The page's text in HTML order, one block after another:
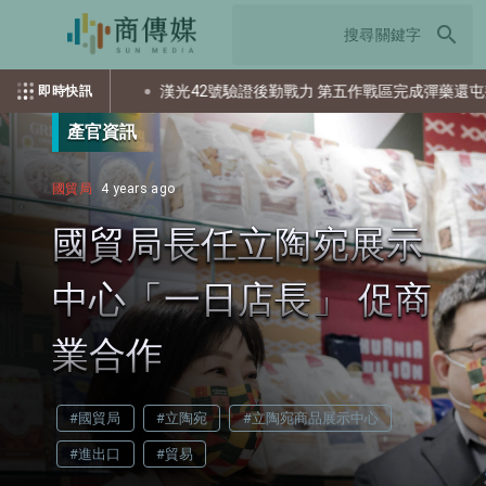
search
即時快訊
資？ 漢光42號驗證後勤戰力 第五作戰區完成彈藥還屯整備
產官資訊
國貿局 4 years ago
國貿局長任立陶宛展示
中心「一日店長」 促商
業合作
#國貿局 #立陶宛 #立陶宛商品展示中心
#進出口 #貿易